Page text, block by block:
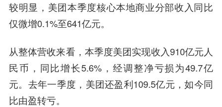
较明显，美团本季度核心本地商业分部收入同比
仅微增0.1%至641亿元。
从整体营收来看，本季度美团实现收入910亿元人
民币，同比增长5.6%，经调整净亏损为49.7亿
元。去年一季度，美团还盈利109.5亿元，如今同
比由盈转亏。